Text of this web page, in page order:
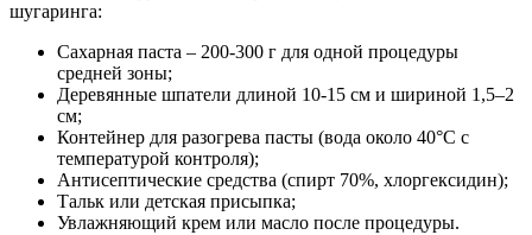
шугаринга:
Сахарная паста – 200-300 г для одной процедуры
средней зоны;
Деревянные шпатели длиной 10-15 см и шириной 1,5–2
см;
Контейнер для разогрева пасты (вода около 40°C с
температурой контроля);
Антисептические средства (спирт 70%, хлоргексидин);
Тальк или детская присыпка;
Увлажняющий крем или масло после процедуры.